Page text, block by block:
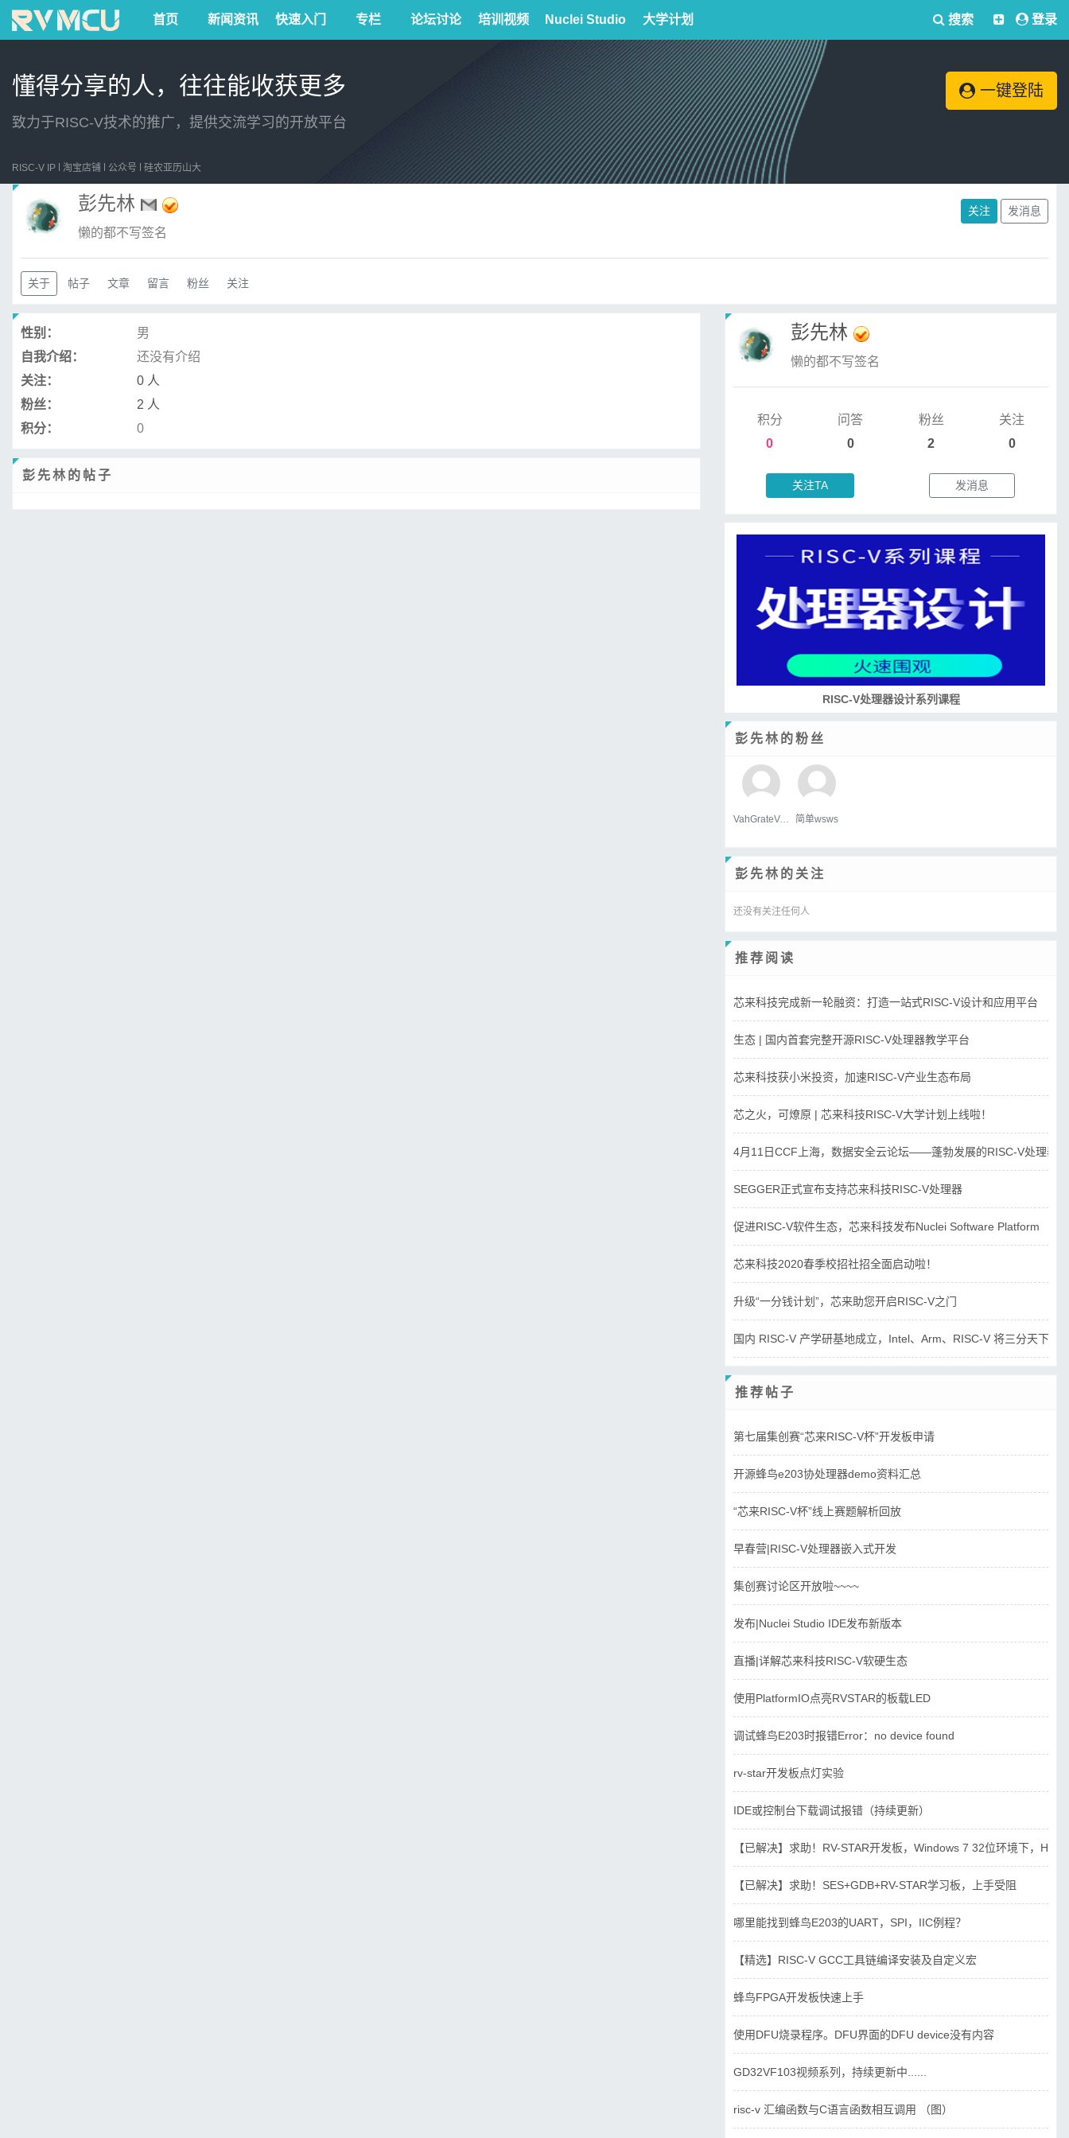
首页 新闻资讯 快速入门 专栏 论坛讨论 培训视频 Nuclei Studio 大学计划 搜索 登录
懂得分享的人，往往能收获更多
致力于RISC-V技术的推广，提供交流学习的开放平台
一键登陆
RISC-V IP 淘宝店铺 公众号 硅农亚历山大
彭先林
懒的都不写签名
关注 发消息
关于 帖子 文章 留言 粉丝 关注
性别：
男
自我介绍：
还没有介绍
关注：
0 人
粉丝：
2 人
积分：
0
彭先林的帖子
彭先林
懒的都不写签名
积分
0
问答
0
粉丝
2
关注
0
关注TA 发消息
RISC-V处理器设计系列课程
彭先林的粉丝
VahGrateVek 简单wsws
彭先林的关注
还没有关注任何人
推荐阅读
芯来科技完成新一轮融资：打造一站式RISC-V设计和应用平台
生态 | 国内首套完整开源RISC-V处理器教学平台
芯来科技获小米投资，加速RISC-V产业生态布局
芯之火，可燎原 | 芯来科技RISC-V大学计划上线啦！
4月11日CCF上海，数据安全云论坛——蓬勃发展的RISC-V处理器
SEGGER正式宣布支持芯来科技RISC-V处理器
促进RISC-V软件生态，芯来科技发布Nuclei Software Platform
芯来科技2020春季校招社招全面启动啦！
升级“一分钱计划”，芯来助您开启RISC-V之门
国内 RISC-V 产学研基地成立，Intel、Arm、RISC-V 将三分天下？
推荐帖子
第七届集创赛“芯来RISC-V杯”开发板申请
开源蜂鸟e203协处理器demo资料汇总
“芯来RISC-V杯”线上赛题解析回放
早春营|RISC-V处理器嵌入式开发
集创赛讨论区开放啦~~~~
发布|Nuclei Studio IDE发布新版本
直播|详解芯来科技RISC-V软硬生态
使用PlatformIO点亮RVSTAR的板载LED
调试蜂鸟E203时报错Error：no device found
rv-star开发板点灯实验
IDE或控制台下载调试报错（持续更新）
【已解决】求助！RV-STAR开发板，Windows 7 32位环境下，
【已解决】求助！SES+GDB+RV-STAR学习板，上手受阻
哪里能找到蜂鸟E203的UART，SPI，IIC例程？
【精选】RISC-V GCC工具链编译安装及自定义宏
蜂鸟FPGA开发板快速上手
使用DFU烧录程序。DFU界面的DFU device没有内容
GD32VF103视频系列，持续更新中......
risc-v 汇编函数与C语言函数相互调用 （图）